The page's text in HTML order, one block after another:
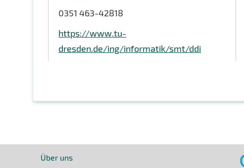
0351 463-42818
https://www.tu-
dresden.de/ing/informatik/smt/ddi
Über uns